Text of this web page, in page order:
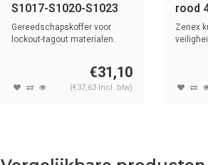
S1017-S1020-S1023
Gereedschapskoffer voor
lockout-tagout materialen.
€31,10
(€37,63 Incl. btw)
rood
Zenex